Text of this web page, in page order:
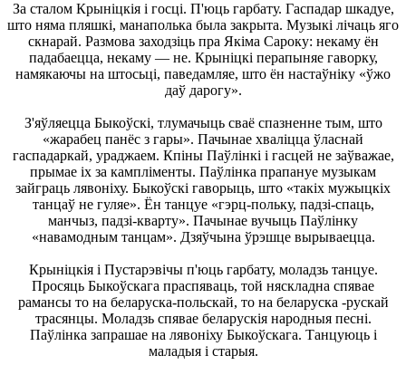
За сталом Крыніцкія і госці. П'юць гарбату. Гаспадар шкадуе,
што няма пляшкі, манаполька была закрыта. Музыкі лічаць яго
скнарай. Размова заходзіць пра Якіма Сароку: некаму ён
падабаецца, некаму — не. Крыніцкі перапыняе гаворку,
намякаючы на штосьці, паведамляе, што ён настаўніку «ўжо
даў дарогу».
З'яўляецца Быкоўскі, тлумачыць сваё спазненне тым, што
«жарабец панёс з гары». Пачынае хваліцца ўласнай
гаспадаркай, ураджаем. Кпіны Паўлінкі і гасцей не заўважае,
прымае іх за кампліменты. Паўлінка прапануе музыкам
зайграць лявоніху. Быкоўскі гаворыць, што «такіх мужыцкіх
танцаў не гуляе». Ён танцуе «гэрц-польку, падзі-спаць,
манчыз, падзі-кварту». Пачынае вучыць Паўлінку
«навамодным танцам». Дзяўчына ўрэшце вырываецца.
Крыніцкія і Пустарэвічы п'юць гарбату, моладзь танцуе.
Просяць Быкоўскага праспяваць, той няскладна спявае
рамансы то на беларуска-польскай, то на беларуска -рускай
трасянцы. Моладзь спявае беларускія народныя песні.
Паўлінка запрашае на лявоніху Быкоўскага. Танцуюць і
маладыя і старыя.